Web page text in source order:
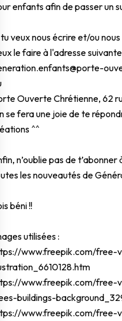
enfants afin de passer un
tu veux nous écrire et/ou
le faire à l'adresse suivante
-
Ouverte Chrétienne, 62
se fera une joie de te
^^
n’oublie pas de
les nouveautés de
béni !!
utilisées :
www.freepik.com/
www.freepik.com/
buildings-
www.freepik.com/